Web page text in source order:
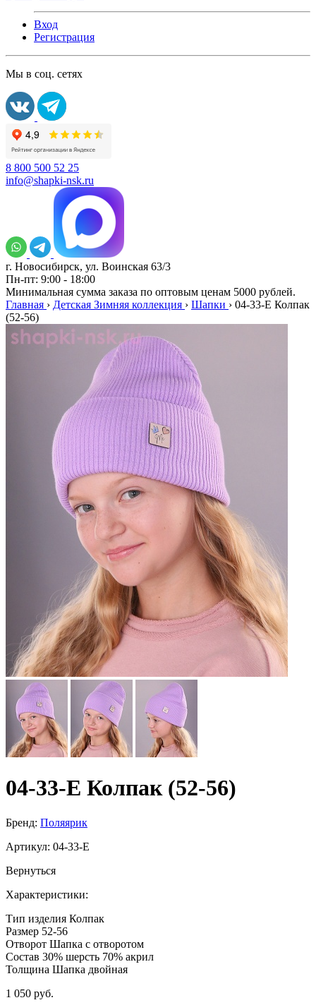
Вход
Регистрация
Мы в соц. сетях
8 800 500 52 25
info@shapki-nsk.ru
г. Новосибирск, ул. Воинская 63/3
Пн-пт: 9:00 - 18:00
Минимальная сумма заказа по оптовым ценам 5000 рублей.
Главная › Детская Зимняя коллекция › Шапки › 04-33-E Колпак
(52-56)
04-33-E Колпак (52-56)
Бренд: Поляярик
Артикул: 04-33-E
Вернуться
Характеристики:
Тип изделия Колпак
Размер 52-56
Отворот Шапка с отворотом
Состав 30% шерсть 70% акрил
Толщина Шапка двойная
1 050 руб.